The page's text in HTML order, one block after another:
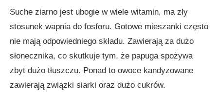
Suche ziarno jest ubogie w wiele witamin, ma zły
stosunek wapnia do fosforu. Gotowe mieszanki często
nie mają odpowiedniego składu. Zawierają za dużo
słonecznika, co skutkuje tym, że papuga spożywa
zbyt dużo tłuszczu. Ponad to owoce kandyzowane
zawierają związki siarki oraz dużo cukrów.